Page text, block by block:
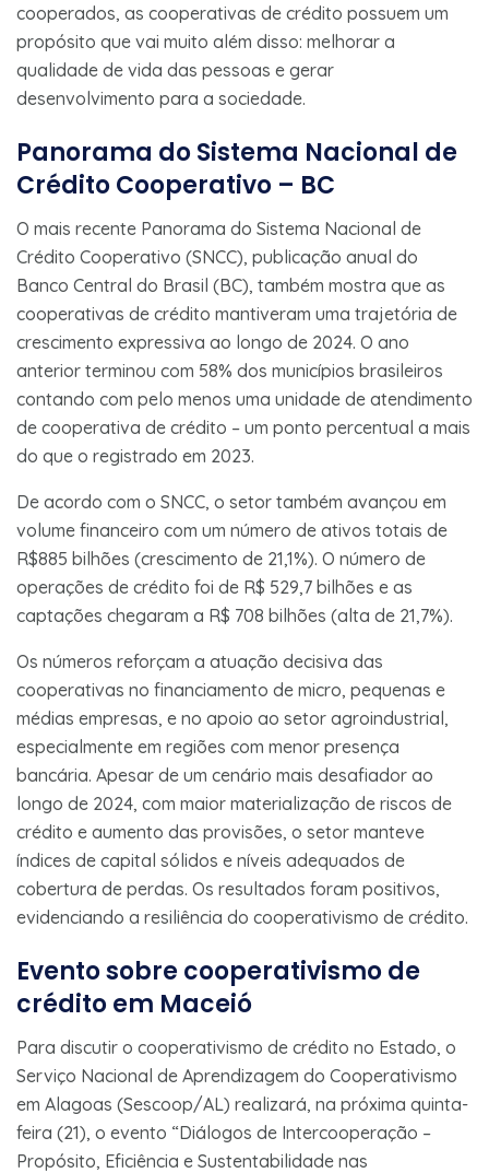
cooperados, as cooperativas de crédito possuem um
propósito que vai muito além disso: melhorar a
qualidade de vida das pessoas e gerar
desenvolvimento para a sociedade.
Panorama do Sistema Nacional de
Crédito Cooperativo – BC
O mais recente Panorama do Sistema Nacional de
Crédito Cooperativo (SNCC), publicação anual do
Banco Central do Brasil (BC), também mostra que as
cooperativas de crédito mantiveram uma trajetória de
crescimento expressiva ao longo de 2024. O ano
anterior terminou com 58% dos municípios brasileiros
contando com pelo menos uma unidade de atendimento
de cooperativa de crédito – um ponto percentual a mais
do que o registrado em 2023.
De acordo com o SNCC, o setor também avançou em
volume financeiro com um número de ativos totais de
R$885 bilhões (crescimento de 21,1%). O número de
operações de crédito foi de R$ 529,7 bilhões e as
captações chegaram a R$ 708 bilhões (alta de 21,7%).
Os números reforçam a atuação decisiva das
cooperativas no financiamento de micro, pequenas e
médias empresas, e no apoio ao setor agroindustrial,
especialmente em regiões com menor presença
bancária. Apesar de um cenário mais desafiador ao
longo de 2024, com maior materialização de riscos de
crédito e aumento das provisões, o setor manteve
índices de capital sólidos e níveis adequados de
cobertura de perdas. Os resultados foram positivos,
evidenciando a resiliência do cooperativismo de crédito.
Evento sobre cooperativismo de
crédito em Maceió
Para discutir o cooperativismo de crédito no Estado, o
Serviço Nacional de Aprendizagem do Cooperativismo
em Alagoas (Sescoop/AL) realizará, na próxima quinta-
feira (21), o evento “Diálogos de Intercooperação –
Propósito, Eficiência e Sustentabilidade nas